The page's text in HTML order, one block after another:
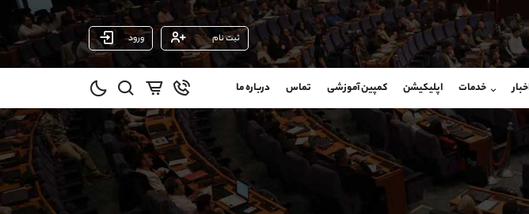
ثبت نام ورود
خدمات اپلیکیشن کمپین آموزشی تماس درباره ما
شروع گفتگو
@Armteam_admin_103
داخلی 103
(فائزه تهرانی)
09101364784
واتساپ شروع گفتگو
تلگرام @Armteam_admin_104